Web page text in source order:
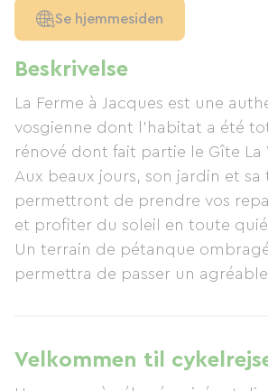
Beskrivelse
La Ferme à Jacques est une
vosgienne dont l’habitat a été
rénové dont fait partie le Gîte La
Aux beaux jours, son jardin et sa
permettront de prendre vos
et profiter du soleil en toute
Un terrain de pétanque
permettra de passer un
Frère Joseph située à 3 km.
De plus toute l’année, vous
Velkommen til
Se hjemmesiden